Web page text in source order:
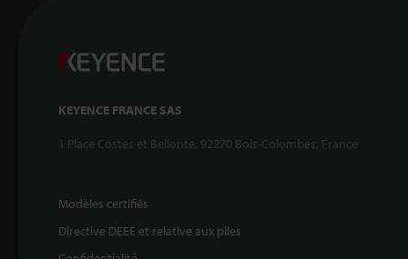
KEYENCE FRANCE SAS
1 Place Costes et Bellonte, 92270 Bois-Colombes, France
Modèles certifiés
Directive DEEE et relative aux piles